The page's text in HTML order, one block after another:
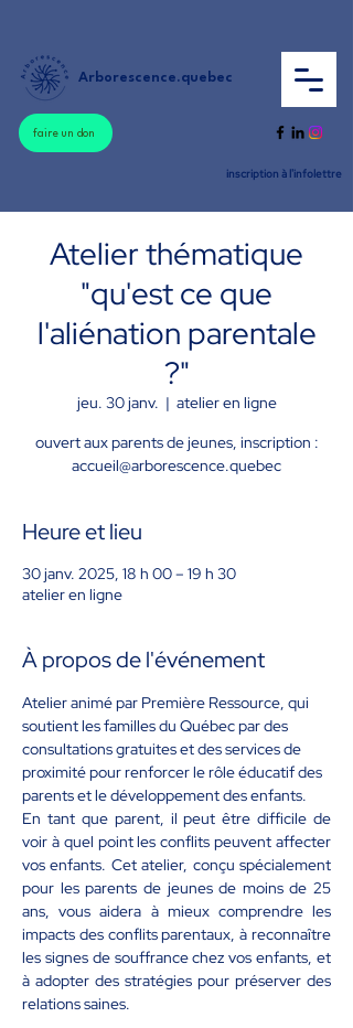
Arborescence.quebec
faire un don
inscription à l'infolettre
Atelier thématique
"qu'est ce que
l'aliénation parentale
?"
jeu. 30 janv.
  |
atelier en ligne
ouvert aux parents de jeunes, inscription :
accueil@arborescence.quebec
Heure et lieu
30 janv. 2025, 18 h 00 – 19 h 30
atelier en ligne
À propos de l'événement
Atelier animé par Première Ressource, qui
soutient les familles du Québec par des
consultations gratuites et des services de
proximité pour renforcer le rôle éducatif des
parents et le développement des enfants.
En tant que parent, il peut être difficile de
voir à quel point les conflits peuvent affecter
vos enfants. Cet atelier, conçu spécialement
pour les parents de jeunes de moins de 25
ans, vous aidera à mieux comprendre les
impacts des conflits parentaux, à reconnaître
les signes de souffrance chez vos enfants, et
à adopter des stratégies pour préserver des
relations saines.